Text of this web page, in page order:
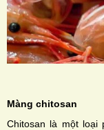
Màng chitosan
Chitosan là một loại